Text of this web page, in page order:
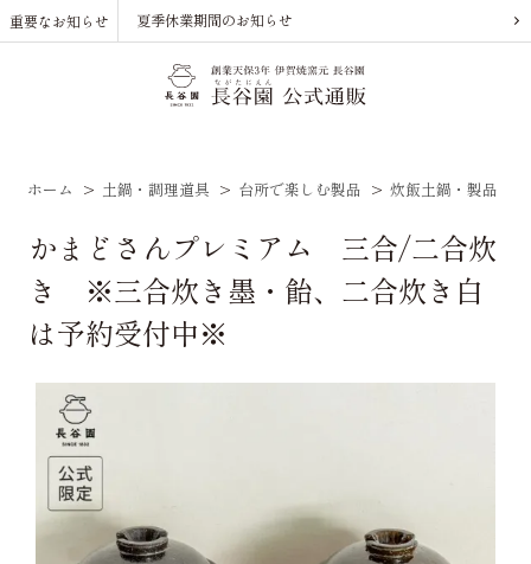
重要なお知らせ 夏季休業期間のお知らせ
ホーム > 土鍋・調理道具 > 台所で楽しむ製品 > 炊飯土鍋・製品
かまどさんプレミアム 三合/二合炊
き ※三合炊き墨・飴、二合炊き白
は予約受付中※